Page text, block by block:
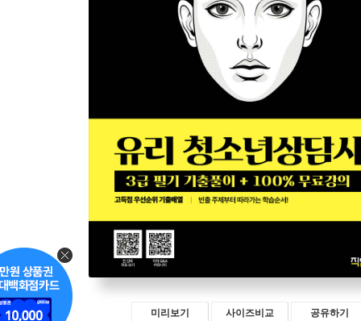
미리보기 사이즈비교 공유하기